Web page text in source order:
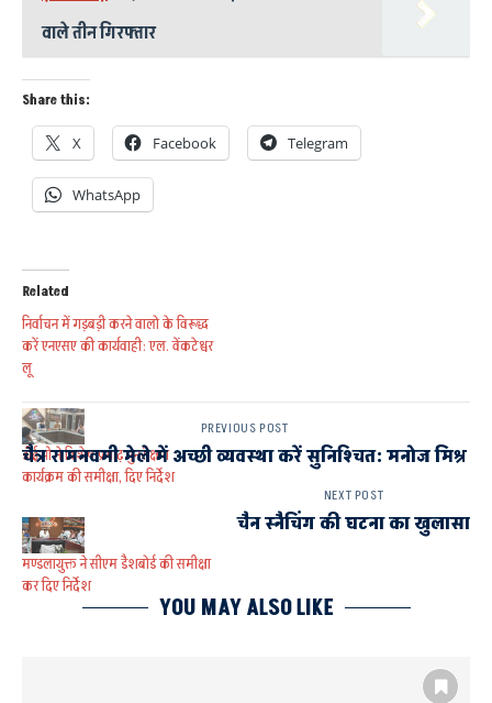
वाले तीन गिरफ्तार
Share this:
X Facebook Telegram
WhatsApp
Related
निर्वाचन में गड़बड़ी करने वालो के विरूद्ध
करें एनएसए की कार्यवाही: एल. वेंकटेश्वर
लू
डीईओ ने विशेष प्रगाढ़ पुनरीक्षण
कार्यक्रम की समीक्षा, दिए निर्देश
मण्डलायुक्त ने सीएम डैशबोर्ड की समीक्षा
कर दिए निर्देश
PREVIOUS POST
चैत्र रामनवमी मेले में अच्छी व्यवस्था करें सुनिश्चित: मनोज मिश्र
NEXT POST
चैन स्नैचिंग की घटना का खुलासा
YOU MAY ALSO LIKE